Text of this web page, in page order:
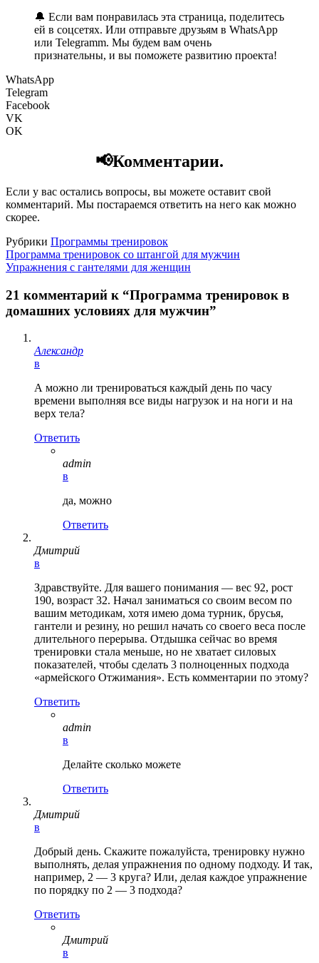
🔔 Если вам понравилась эта страница, поделитесь
ей в соцсетях. Или отправьте друзьям в WhatsApp
или Telegramm. Мы будем вам очень
признательны, и вы поможете развитию проекта!
WhatsApp
Telegram
Facebook
VK
OK
📢Комментарии.
Если у вас остались вопросы, вы можете оставит свой
комментарий. Мы постараемся ответить на него как можно
скорее.
Рубрики Программы тренировок
Программа тренировок со штангой для мужчин
Упражнения с гантелями для женщин
21 комментарий к “Программа тренировок в
домашних условиях для мужчин”
Александр
в
А можно ли тренироваться каждый день по часу
времени выполняя все виды нагрузок и на ноги и на
верх тела?
Ответить
admin
в
да, можно
Ответить
Дмитрий
в
Здравствуйте. Для вашего понимания — вес 92, рост
190, возраст 32. Начал заниматься со своим весом по
вашим методикам, хотя имею дома турник, брусья,
гантели и резину, но решил начать со своего веса после
длительного перерыва. Отдышка сейчас во время
тренировки стала меньше, но не хватает силовых
показателей, чтобы сделать 3 полноценных подхода
«армейского Отжимания». Есть комментарии по этому?
Ответить
admin
в
Делайте сколько можете
Ответить
Дмитрий
в
Добрый день. Скажите пожалуйста, тренировку нужно
выполнять, делая упражнения по одному подходу. И так,
например, 2 — 3 круга? Или, делая каждое упражнение
по порядку по 2 — 3 подхода?
Ответить
Дмитрий
в